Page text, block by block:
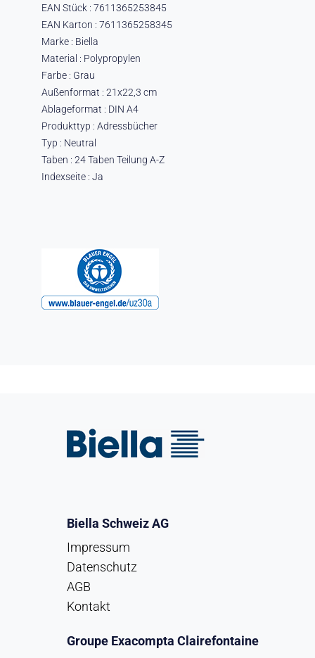
EAN Stück : 7611365253845
EAN Karton : 7611365258345
Marke : Biella
Material : Polypropylen
Farbe : Grau
Außenformat : 21x22,3 cm
Ablageformat : DIN A4
Produkttyp : Adressbücher
Typ : Neutral
Taben : 24 Taben Teilung A-Z
Indexseite : Ja
Biella Schweiz AG
Impressum
Datenschutz
AGB
Kontakt
Groupe Exacompta Clairefontaine